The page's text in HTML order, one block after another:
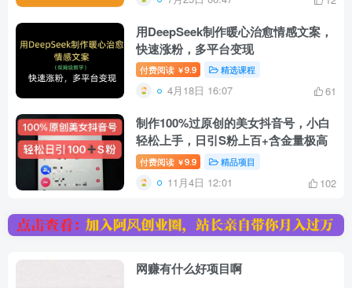
用DeepSeek制作暖心治愈情感文案，
快速涨粉，多平台变现
付费阅读 ￥9.9 精选课程
4月18日 16:07 61
制作100%过原创的美女抖音号，小白
轻松上手，日引S粉上百+含金量极高
付费阅读 ￥9.9 精品项目
11月4日 12:01 102
网赚有什么好项目啊